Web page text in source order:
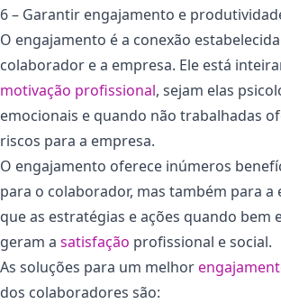
6 – Garantir engajamento e
O engajamento é a conexão
colaborador e a empresa. Ele está
motivação profissional, sejam elas
emocionais e quando não trabalhadas
riscos para a empresa.
O engajamento oferece inúmeros
para o colaborador, mas também para a
que as estratégias e ações quando bem
geram a satisfação profissional e social.
As soluções para um melhor
dos colaboradores são: